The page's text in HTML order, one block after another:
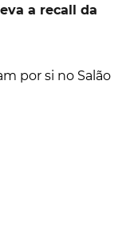
a recall da